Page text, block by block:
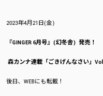
2023年4月21日(金)
『GINGER 6月号』(幻冬舎) 発売！
森カンナ連載「ごきげんなさい」
後日、WEBにも転載！